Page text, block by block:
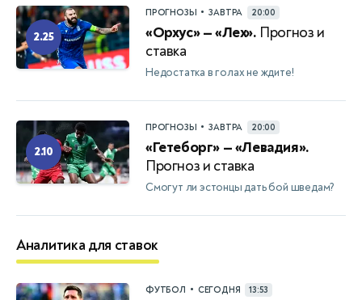
2.25
ПРОГНОЗЫ • ЗАВТРА 20:00
«Орхус» — «Лех». Прогноз и
ставка
Недостатка в голах не ждите!
2.10
ПРОГНОЗЫ • ЗАВТРА 20:00
«Гетеборг» — «Левадия».
Прогноз и ставка
Смогут ли эстонцы дать бой шведам?
Аналитика для ставок
ФУТБОЛ • СЕГОДНЯ 13:53